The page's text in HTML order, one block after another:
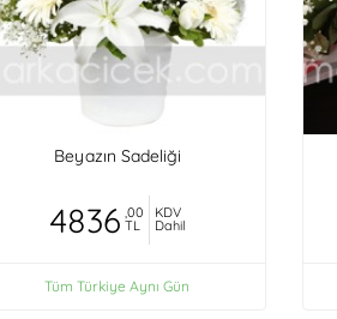
Beyazın Sadeliği
4836 ,00
TL
KDV
Dahil
Tüm Türkiye Aynı Gün